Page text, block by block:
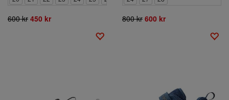
600 kr 450 kr 800 kr 600 kr